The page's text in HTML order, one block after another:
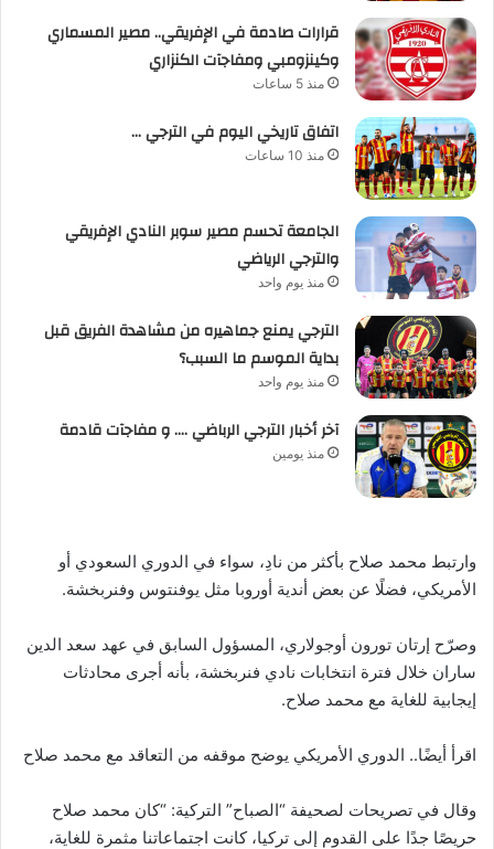
قرارات صادمة في الإفريقي.. مصير المسماري
وكينزومبي ومفاجآت الكنزاري
منذ 5 ساعات
اتفاق تاريخي اليوم في الترجي …
منذ 10 ساعات
الجامعة تحسم مصير سوبر النادي الإفريقي
والترجي الرياضي
منذ يوم واحد
الترجي يمنع جماهيره من مشاهدة الفريق قبل
بداية الموسم ما السبب؟
منذ يوم واحد
آخر أخبار الترجي الرباضي …. و مفاجآت قادمة
منذ يومين
وارتبط محمد صلاح بأكثر من نادِ، سواء في الدوري السعودي أو
الأمريكي، فضلًا عن بعض أندية أوروبا مثل يوفنتوس وفنربخشة.
وصرّح إرتان تورون أوجولاري، المسؤول السابق في عهد سعد الدين
ساران خلال فترة انتخابات نادي فنربخشة، بأنه أجرى محادثات
إيجابية للغاية مع محمد صلاح.
اقرأ أيضًا.. الدوري الأمريكي يوضح موقفه من التعاقد مع محمد صلاح
وقال في تصريحات لصحيفة “الصباح” التركية: “كان محمد صلاح
حريصًا جدًا على القدوم إلى تركيا، كانت اجتماعاتنا مثمرة للغاية،